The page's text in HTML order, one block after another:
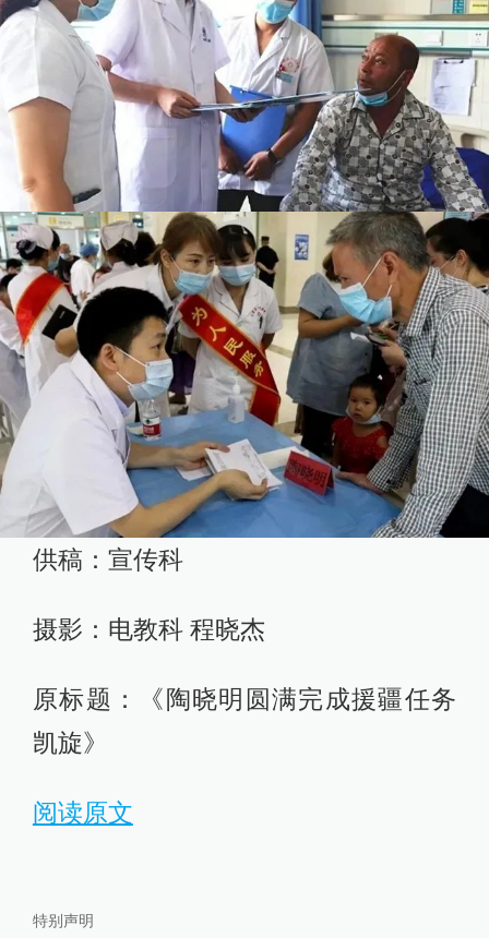
供稿：宣传科
摄影：电教科 程晓杰
原标题：《陶晓明圆满完成援疆任务
凯旋》
阅读原文
特别声明